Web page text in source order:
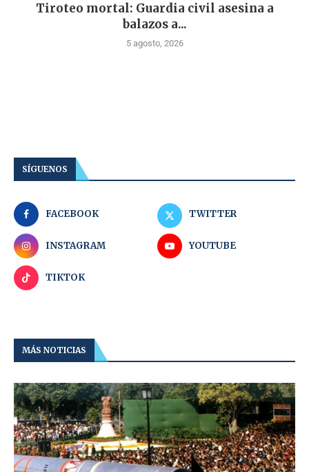
Tiroteo mortal: Guardia civil asesina a
balazos a...
5 agosto, 2026
SÍGUENOS
FACEBOOK TWITTER
INSTAGRAM YOUTUBE
TIKTOK
MÁS NOTICIAS